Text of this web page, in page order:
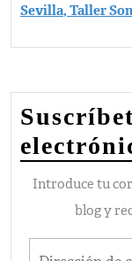
Sevilla, Taller
Introduce tu
blog y